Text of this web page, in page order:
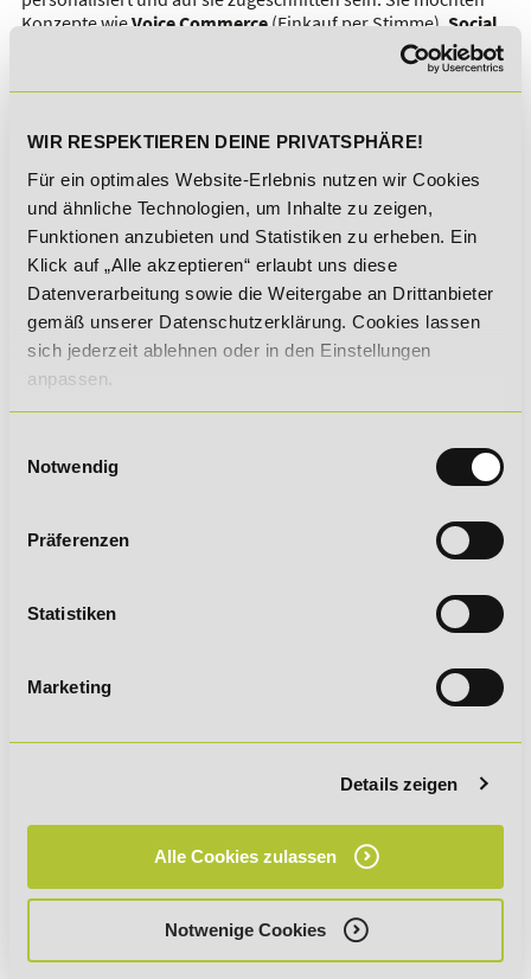
WIR RESPEKTIEREN DEINE PRIVATSPHÄRE!
Für ein optimales Website-Erlebnis nutzen wir Cookies
und ähnliche Technologien, um Inhalte zu zeigen,
Funktionen anzubieten und Statistiken zu erheben. Ein
Klick auf „Alle akzeptieren“ erlaubt uns diese
Datenverarbeitung sowie die Weitergabe an Drittanbieter
gemäß unserer Datenschutzerklärung. Cookies lassen
sich jederzeit ablehnen oder in den Einstellungen
anpassen.
Notwendig
Präferenzen
Statistiken
Marketing
Details zeigen
Alle Cookies zulassen
Notwenige Cookies
Konzepte wieVoice Commerce(Einkauf per Stimme),Social
(Shopping über die Social Media) undMobile
(Optimierung des Angebots für Smartphones und
Tablets) umgesetzt sehen. E-Commerce-Manager müssen
bestenfalls zuvorkommen.
Hierbei greift ihre Notwendigkeit, durch Weiterbildungen auf
dem neuesten technologischen Stand zu bleiben und den
Anwendungsmarkt zu kennen. Beispielsweise die Einbindung
und Entwicklung auf
künstlicher Intelligenz (KI)
basierenden Lösungen, welche in der Lage sind,
Kundeneingaben in den richtigen Kontext zu setzen um
deren individuelle Bedürfnisse und Anforderungen zu
verstehen. Ein weiteres Beispiel hierfür istAugmented
Reality („Erweiterte Realität“), bei der Kunden beispielsweise
Wer sich für eine Karriere im E-Commerce entscheidet, wählt
mit Potenzial. "Soft Skills", insbesondere
Wandlungsfähigkeit, eine schnelle Auffassungsgabe und
DU INTERESSIERST DICH FÜR DEN
ONLINEHANDEL? NUTZE UNSERE
LESEPROBE FÜR EINEN ERSTEN